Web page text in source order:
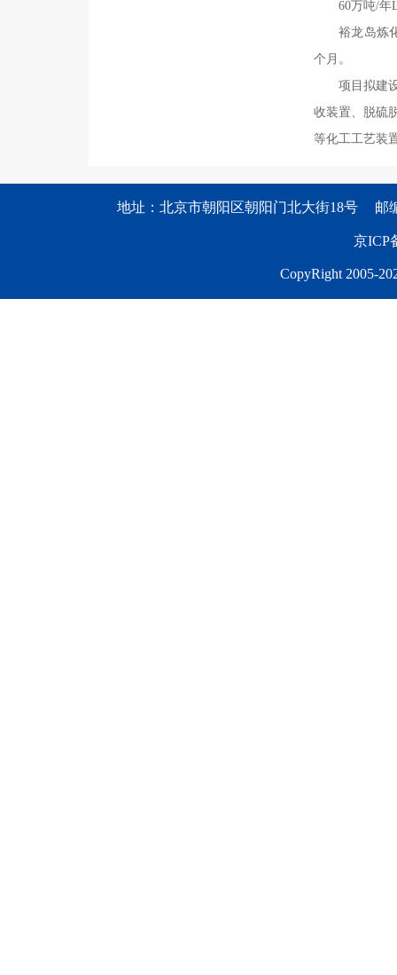
60万吨/年
裕龙岛炼
个月。
项目拟建
收装置、脱硫
等化工工艺装
地址：北京市朝阳区朝阳门北大街18号 邮
京ICP
CopyRight 2005-